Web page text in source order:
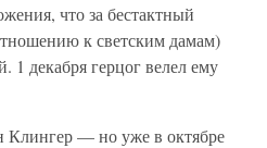
что за бестактный
к светским дамам)
1 декабря герцог велел ему
— но уже в октябре